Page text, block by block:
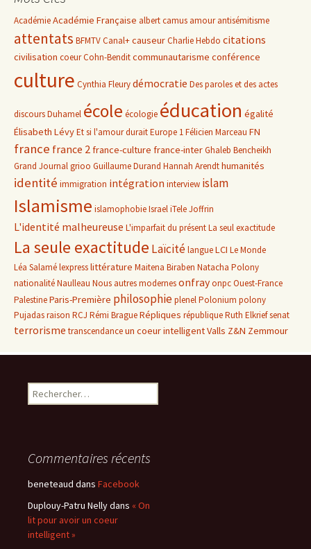
AcadémieAcadémie Française albert camus amour antisémitisme
attentats BFMTVCanal+causeurCharlie Hebdo citations
civilisation coeurCohn-Benditcommunautarisme conférence
culture Cynthia Fleurydémocratie Des paroles et des actes
discoursDuhamel école écologie éducation égalité
Élisabeth LévyEt si l'amour duraitEurope 1Félicien Marceau FN
france france 2france-culture france-interGhaleb Bencheikh
Grand Journalgrioo Guillaume Durand Hannah Arendthumanités
identité immigration intégration interview islam
Islamisme islamophobieIsraeliTeleJoffrin
L'identité malheureuse L'imparfait du présentLa seul exactitude
La seule exactitude LaïcitélangueLCI Le Monde
Léa Salamélexpresslittérature Maitena Biraben Natacha Polony
nationalitéNaulleau Nous autres modernesonfrayonpcOuest-France
PalestineParis-Première philosophieplenelPolonium polony
Pujadasraison RCJ Rémi BragueRépliques républiqueRuth Elkriefsenat
terrorisme transcendanceun coeur intelligentValls Z&N Zemmour
Rechercher :
Commentaires récents
beneteaud dans Facebook
Duplouy-Patru Nellydans « On
lit pour avoir un coeur
intelligent »